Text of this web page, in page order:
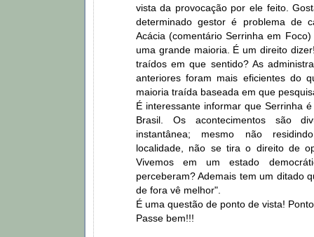
vista da provocação por ele feito.
determinado gestor é problema de
Acácia (comentário Serrinha em
uma grande maioria. É um direito
traídos em que sentido? As
anteriores foram mais eficientes do
maioria traída baseada em que
É interessante informar que Serrinha
Brasil. Os acontecimentos são
instantânea; mesmo não
localidade, não se tira o direito de
Vivemos em um estado
perceberam? Ademais tem um ditado
de fora vê melhor".
É uma questão de ponto de vista!
Passe bem!!!